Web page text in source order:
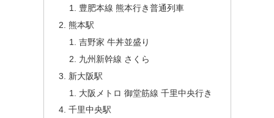
豊肥本線 熊本行き普通列車
熊本駅
吉野家 牛丼並盛り
九州新幹線 さくら
新大阪駅
大阪メトロ 御堂筋線 千里中央行き
千里中央駅